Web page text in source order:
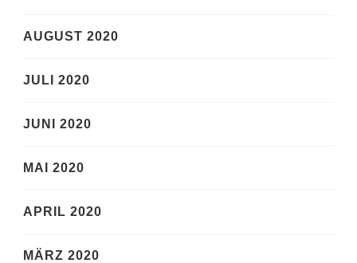
AUGUST 2020
JULI 2020
JUNI 2020
MAI 2020
APRIL 2020
MÄRZ 2020